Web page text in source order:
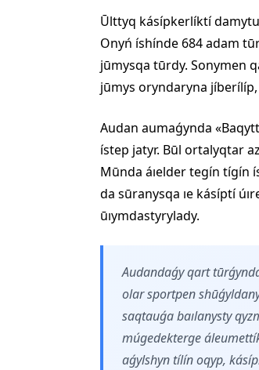
Ūlttyq kásípkerlíktí
Onyń íshínde 684 adam
jūmysqa tūrdy. Sonymen
jūmys oryndaryna
Audan aumaǵynda
ístep jatyr. Būl ortalyqtar
Mūnda áıelder tegín tígín
da sūranysqa ıe kásíptí
ūıymdastyrylady.
Audandaǵy qart
olar sportpen
saqtauǵa baılanysty
múgedekterge
aǵylshyn tílín oqyp,